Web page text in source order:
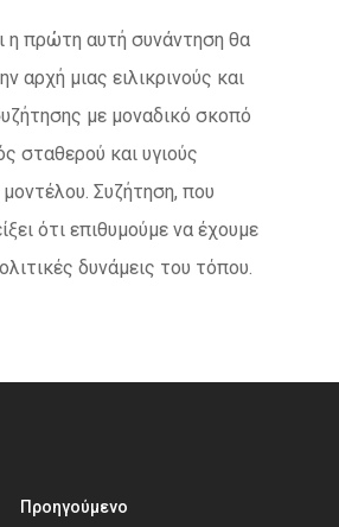
η πρώτη αυτή συνάντηση θα
αρχή μιας ειλικρινούς και
με μοναδικό σκοπό
σταθερού και υγιούς
Συζήτηση, που
ότι επιθυμούμε να έχουμε
δυνάμεις του τόπου.
Προηγούμενο